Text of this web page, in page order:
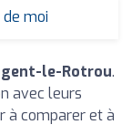
de moi
le-Rotrou.
avec leurs
à comparer et à